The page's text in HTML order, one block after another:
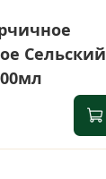
Сельский